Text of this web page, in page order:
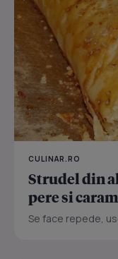
CULINAR.RO
Strudel din
pere si
Se face repede,